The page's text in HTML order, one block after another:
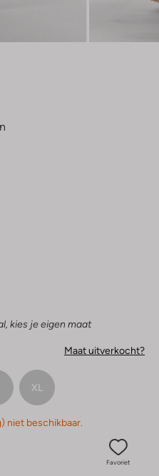
kies je eigen maat
Maat uitverkocht?
XL
niet beschikbaar.
Favoriet